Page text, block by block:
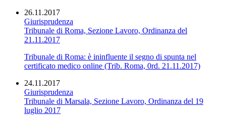
26.11.2017
Giurisprudenza
Tribunale di Roma, Sezione Lavoro, Ordinanza del
21.11.2017
Tribunale di Roma: è ininfluente il segno di spunta nel
certificato medico online (Trib. Roma, 0rd. 21.11.2017)
24.11.2017
Giurisprudenza
Tribunale di Marsala, Sezione Lavoro, Ordinanza del 19
luglio 2017